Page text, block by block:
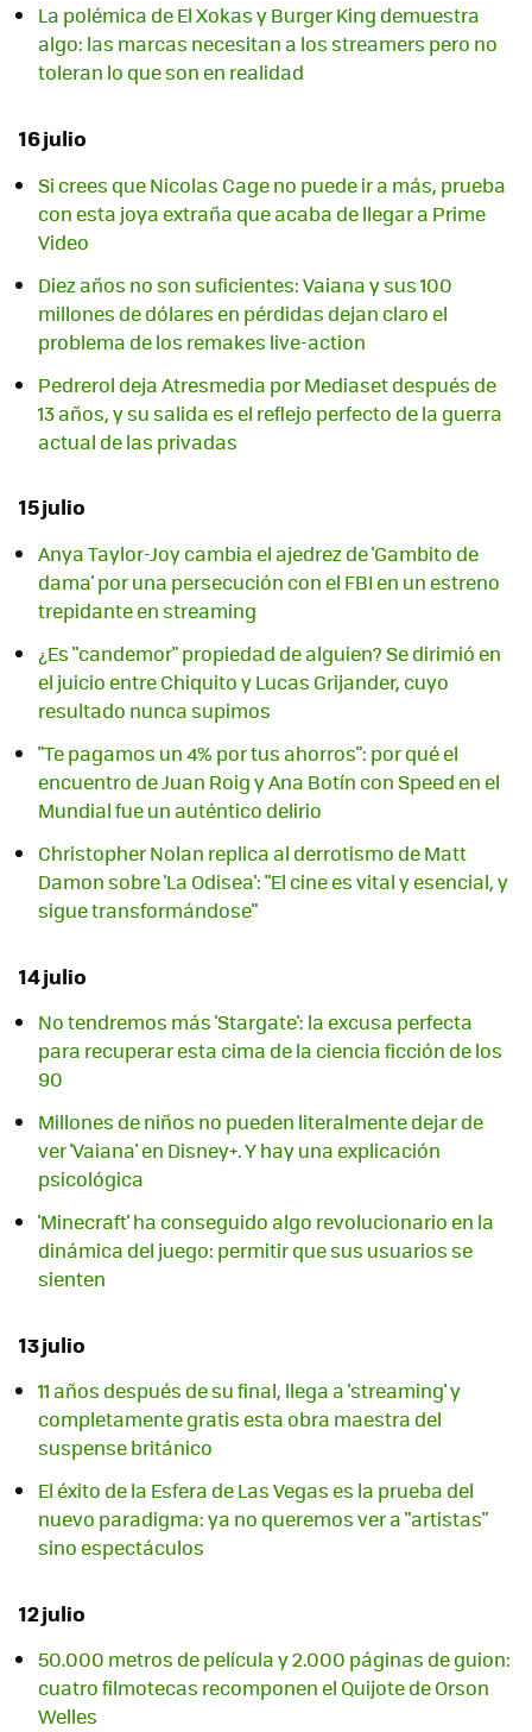
La polémica de El Xokas y Burger King demuestra
algo: las marcas necesitan a los streamers pero no
toleran lo que son en realidad
16 julio
Si crees que Nicolas Cage no puede ir a más, prueba
con esta joya extraña que acaba de llegar a Prime
Video
Diez años no son suficientes: Vaiana y sus 100
millones de dólares en pérdidas dejan claro el
problema de los remakes live-action
Pedrerol deja Atresmedia por Mediaset después de
13 años, y su salida es el reflejo perfecto de la guerra
actual de las privadas
15 julio
Anya Taylor-Joy cambia el ajedrez de 'Gambito de
dama' por una persecución con el FBI en un estreno
trepidante en streaming
¿Es "candemor" propiedad de alguien? Se dirimió en
el juicio entre Chiquito y Lucas Grijander, cuyo
resultado nunca supimos
"Te pagamos un 4% por tus ahorros": por qué el
encuentro de Juan Roig y Ana Botín con Speed en el
Mundial fue un auténtico delirio
Christopher Nolan replica al derrotismo de Matt
Damon sobre 'La Odisea': "El cine es vital y esencial, y
sigue transformándose"
14 julio
No tendremos más 'Stargate': la excusa perfecta
para recuperar esta cima de la ciencia ficción de los
90
Millones de niños no pueden literalmente dejar de
ver 'Vaiana' en Disney+. Y hay una explicación
psicológica
'Minecraft' ha conseguido algo revolucionario en la
dinámica del juego: permitir que sus usuarios se
sienten
13 julio
11 años después de su final, llega a 'streaming' y
completamente gratis esta obra maestra del
suspense británico
El éxito de la Esfera de Las Vegas es la prueba del
nuevo paradigma: ya no queremos ver a "artistas"
sino espectáculos
12 julio
50.000 metros de película y 2.000 páginas de guion:
cuatro filmotecas recomponen el Quijote de Orson
Welles